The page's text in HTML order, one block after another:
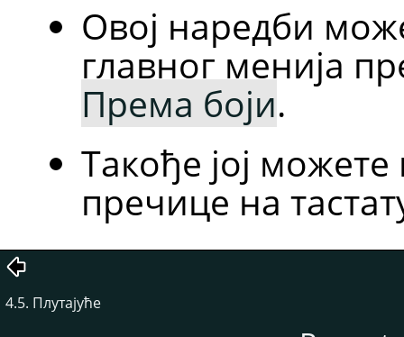
Овој наредби
главног менија
Према боји.
Такође јој
пречице на
4.5. Плутајуће